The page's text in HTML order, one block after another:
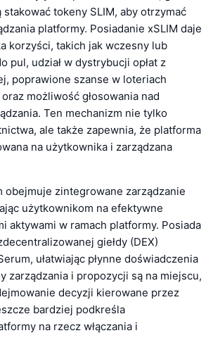
tokeny SLIM, aby otrzymać
platformy. Posiadanie xSLIM daje
korzyści, takich jak wczesny lub
pul, udział w dystrybucji opłat z
poprawione szanse w loteriach
możliwość głosowania nad
Ten mechanizm nie tylko
ale także zapewnia, że platforma
na użytkownika i zarządzana
obejmuje zintegrowane zarządzanie
użytkownikom na efektywne
aktywami w ramach platformy. Posiada
giełdy (DEX)
ułatwiając płynne doświadczenia
zarządzania i propozycji są na miejscu,
decyzji kierowane przez
bardziej podkreśla
na rzecz włączania i